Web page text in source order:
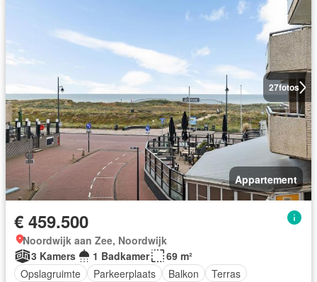
27fotos
Appartement
€ 459.500
Noordwijk aan Zee, Noordwijk
3 Kamers
1 Badkamer
69 m²
Opslagruimte
Parkeerplaats Balkon
Terras